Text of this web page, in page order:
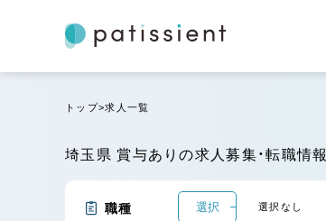
トップ 求人一覧
埼玉県 賞与ありの求人募集・転職情報
職種 選択 選択なし